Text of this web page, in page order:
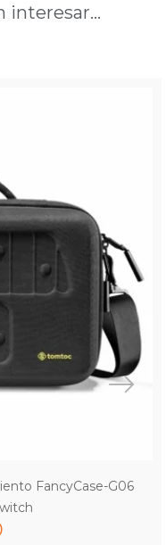
interesar…
FancyCase-G06